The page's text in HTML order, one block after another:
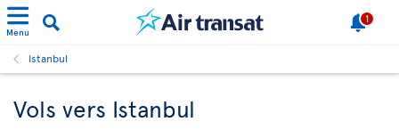
Menu
1
Istanbul
Vols vers Istanbul